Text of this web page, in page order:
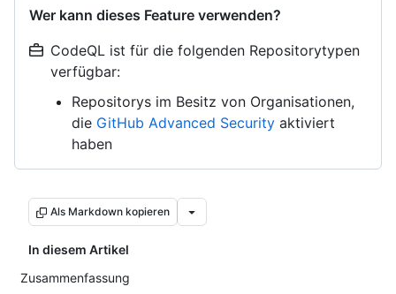
Wer kann dieses Feature verwenden?
CodeQL ist für die folgenden Repositorytypen
verfügbar:
Repositorys im Besitz von Organisationen,
die GitHub Advanced Security aktiviert
haben
Als Markdown kopieren
In diesem Artikel
Zusammenfassung